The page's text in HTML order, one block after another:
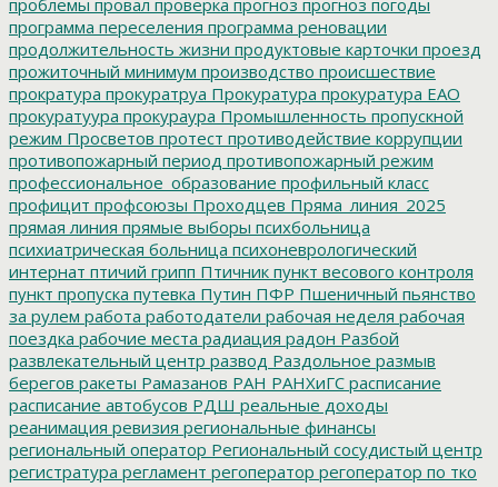
программа переселения программа реновации
продолжительность жизни продуктовые карточки проезд
прожиточный минимум производство происшествие
прократура прокуратруа Прокуратура прокуратура ЕАО
прокуратуура прокураура Промышленность пропускной
режим Просветов протест противодействие коррупции
противопожарный период противопожарный режим
профессиональное_образование профильный класс
профицит профсоюзы Проходцев Пряма_линия_2025
прямая линия прямые выборы психбольница
психиатрическая больница психоневрологический
интернат птичий грипп Птичник пункт весового контроля
пункт пропуска путевка Путин ПФР Пшеничный пьянство
за рулем работа работодатели рабочая неделя рабочая
поездка рабочие места радиация радон Разбой
развлекательный центр развод Раздольное размыв
берегов ракеты Рамазанов РАН РАНХиГС расписание
расписание автобусов РДШ реальные доходы
реанимация ревизия региональные финансы
региональный оператор Региональный сосудистый центр
регистратура регламент регоператор регоператор по тко